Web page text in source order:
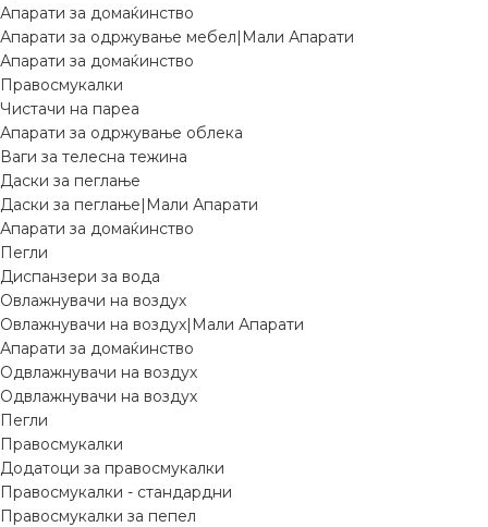
Апарати за домаќинство
Апарати за одржување мебел|Мали Апарати
Апарати за домаќинство
Правосмукалки
Чистачи на пареа
Апарати за одржување облека
Ваги за телесна тежина
Даски за пеглање
Даски за пеглање|Мали Апарати
Апарати за домаќинство
Пегли
Диспанзери за вода
Овлажнувачи на воздух
Овлажнувачи на воздух|Мали Апарати
Апарати за домаќинство
Одвлажнувачи на воздух
Одвлажнувачи на воздух
Пегли
Правосмукалки
Додатоци за правосмукалки
Правосмукалки - стандардни
Правосмукалки за пепел